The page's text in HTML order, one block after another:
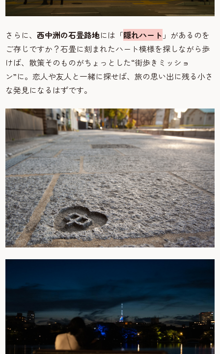
さらに、西中洲の石畳路地には「隠れハート 」があるのを
ご存じですか？石畳に刻まれたハート模様を探しながら歩
けば、散策そのものがちょっとした“街歩きミッショ
ン”に。恋人や友人と一緒に探せば、旅の思い出に残る小さ
な発見になるはずです。